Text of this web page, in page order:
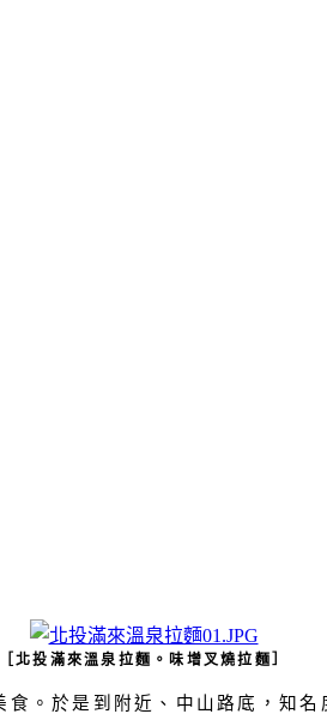
［北投滿來溫泉拉麵。味增叉燒拉麵］
。於是到附近、中山路底，知